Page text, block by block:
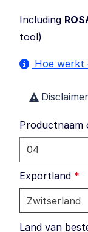
Including
tool)
Hoe werkt
Disclaimer
Productnaam
Exportland *
Land van